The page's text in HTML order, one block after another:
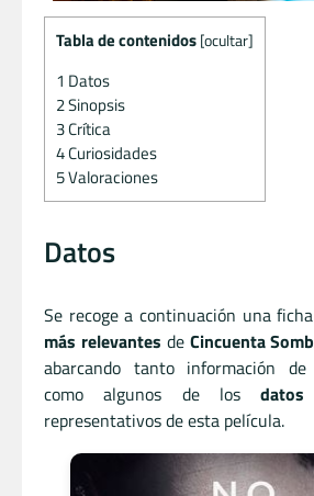
Tabla de contenidos [ocultar]
1 Datos
2Sinopsis
3Crítica
4Curiosidades
5Valoraciones
Datos
Se recoge a continuación una
más relevantes de Cincuenta
abarcando tanto información de
como algunos de los
representativos de esta película.